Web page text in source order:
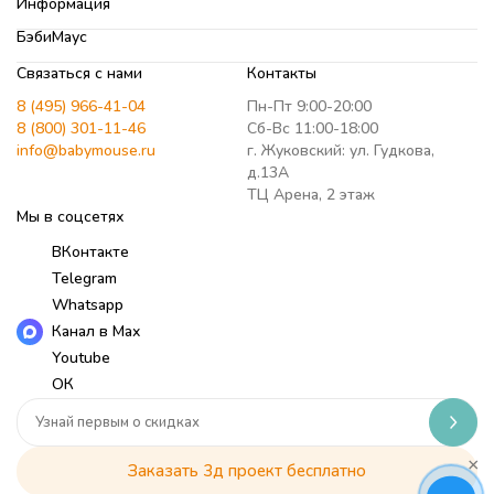
БэбиМаус
Связаться с нами
8 (495) 966-41-04
8 (800) 301-11-46
info@babymouse.ru
Контакты
Пн-Пт 9:00-20:00
Сб-Вс 11:00-18:00
г. Жуковский: ул. Гудкова,
д.13А
ТЦ Арена, 2 этаж
Мы в соцсетях
ВКонтакте
Telegram
Whatsapp
Канал в Max
Youtube
ОК
Заказать 3д проект бесплатно ×